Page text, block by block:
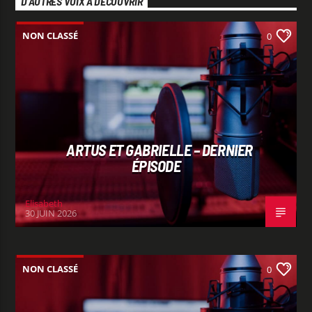
qualité musicale constante et une ambiance fidèle à l’esprit
RDL : moderne, positive et proche de ses auditeurs. Restez à
l’écoute pour profiter d’une diffusion fluide, sans
interruption, et laissez-vous porter par la Playlist RDL.
Branchez-vous sur 103.5 FM ou écoutez-nous en ligne pour
vivre le meilleur de la musique, à tout moment de la journée.
RDL – Le son qui vous accompagne.
NON CLASSÉ 0
ARTUS ET GABRIELLE – DERNIER
ÉPISODE
Elisabeth
30 JUIN 2026
NON CLASSÉ 0